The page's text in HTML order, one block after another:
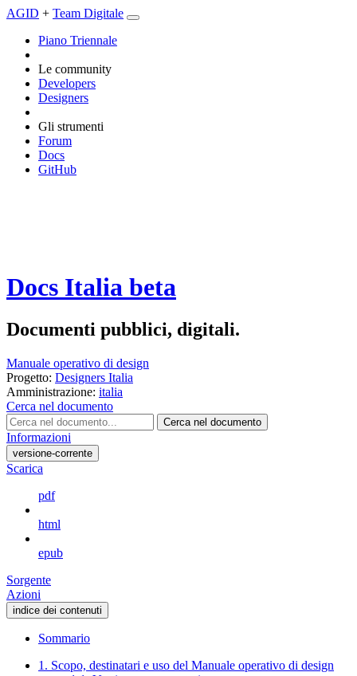
AGID + Team Digitale
Piano Triennale
Le community
Developers
Designers
Gli strumenti
Forum
Docs
GitHub
Docs Italia beta
Documenti pubblici, digitali.
Manuale operativo di design
Progetto: Designers Italia
Amministrazione: italia
Cerca nel documento
Cerca nel documento
Informazioni
versione-corrente
Scarica
pdf
html
epub
Sorgente
Azioni
indice dei contenuti
Sommario
1. Scopo, destinatari e uso del Manuale operativo di design